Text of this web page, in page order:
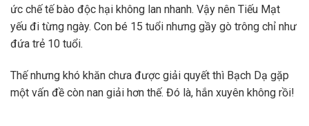
ức chế tế bào độc hại không lan nhanh. Vậy nên Tiếu Mạt
yếu đi từng ngày. Con bé 15 tuổi nhưng gầy gò trông chỉ như
đứa trẻ 10 tuổi.
Thế nhưng khó khăn chưa được giải quyết thì Bạch Dạ gặp
một vấn đề còn nan giải hơn thế. Đó là, hắn xuyên không rồi!